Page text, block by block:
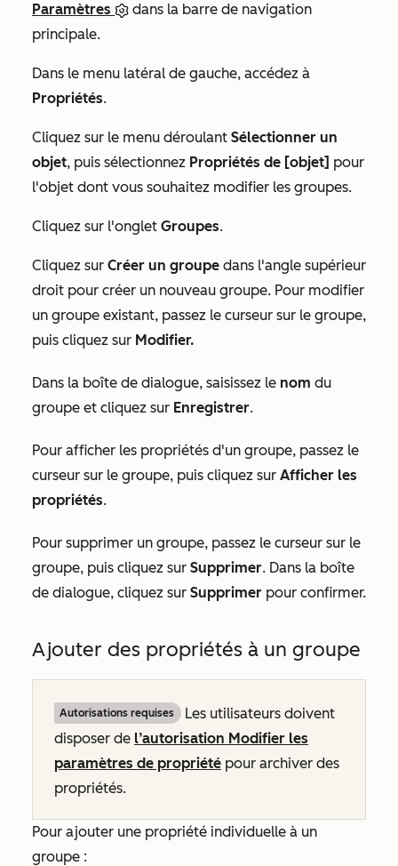
Paramètres
dans la barre de navigation
principale.
Dans le menu latéral de gauche, accédez à
Propriétés.
Cliquez sur le menu déroulant Sélectionner un
objet, puis sélectionnez Propriétés de [objet] pour
l'objet dont vous souhaitez modifier les groupes.
Cliquez sur l'onglet Groupes.
Cliquez sur Créer un groupe dans l'angle supérieur
droit pour créer un nouveau groupe. Pour modifier
un groupe existant, passez le curseur sur le groupe,
puis cliquez sur Modifier.
Dans la boîte de dialogue, saisissez le nom du
groupe et cliquez sur Enregistrer.
Pour afficher les propriétés d'un groupe, passez le
curseur sur le groupe, puis cliquez sur Afficher les
propriétés.
Pour supprimer un groupe, passez le curseur sur le
groupe, puis cliquez sur Supprimer. Dans la boîte
de dialogue, cliquez sur Supprimer pour confirmer.
Ajouter des propriétés à un groupe
Autorisations requises
Les utilisateurs doivent
disposer de l’autorisation Modifier les
paramètres de propriété pour archiver des
propriétés.
Pour ajouter une propriété individuelle à un
groupe :